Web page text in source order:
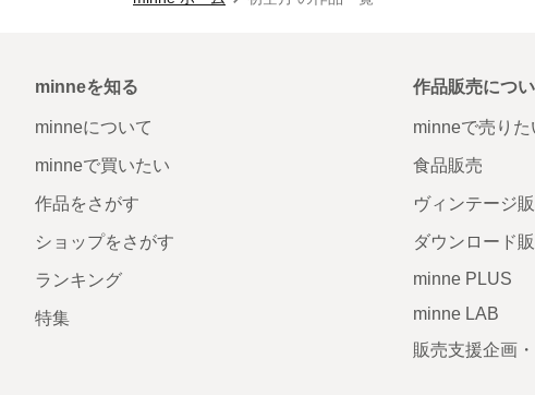
minneを知る
minneについて
minneで買いたい
作品をさがす
ショップをさがす
ランキング
特集
作品販売につ
minneで売りた
食品販売
ヴィンテージ
ダウンロード
minne PLUS
minne LAB
販売支援企画